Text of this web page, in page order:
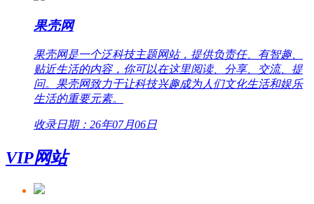
果壳网
果壳网是一个泛科技主题网站，提供负责任、有智趣、
贴近生活的内容，你可以在这里阅读、分享、交流、提
问。果壳网致力于让科技兴趣成为人们文化生活和娱乐
生活的重要元素。
收录日期：26年07月06日
VIP网站